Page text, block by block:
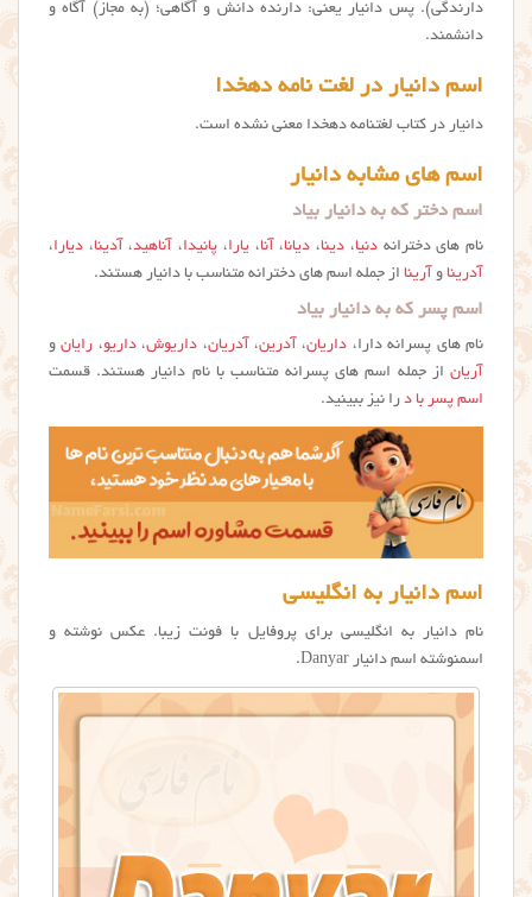
دارندگی). پس دانیار یعنی: دارنده دانش و آگاهی؛ (به مجاز) آگاه و
دانشمند.
اسم دانیار در لغت نامه دهخدا
دانیار در کتاب لغتنامه دهخدا معنی نشده است.
اسم های مشابه دانیار
اسم دختر که به دانیار بیاد
نام های دخترانهدنیا، دینا، دیانا، آنا،یارا، پانیدا، آناهید، آدینا، دیارا،
آدرینا و آرینا از جمله اسم های دخترانه متناسب با دانیار هستند.
اسم پسر که به دانیار بیاد
نام های پسرانه دارا، داریان، آدرین، آدریان، داریوش،داریو، رایانو
آریان از جمله اسم های پسرانه متناسب با نام دانیار هستند. قسمت
اسم پسر با د را نیز ببینید.
اسم دانیار به انگلیسی
نام دانیار به انگلیسی برای پروفایل با فونت زیبا. عکس نوشته و
اسمنوشته اسم دانیار Danyar.